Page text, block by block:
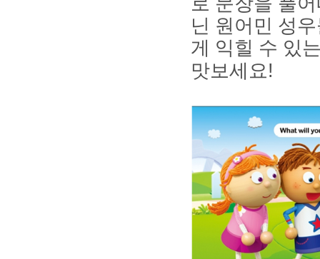
닌 원어민 성
게 익힐 수 있
맛보세요!